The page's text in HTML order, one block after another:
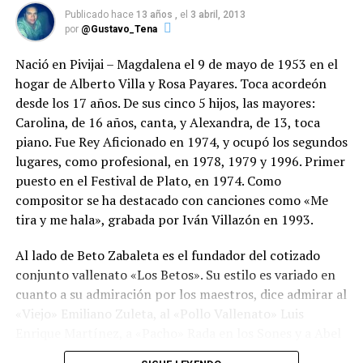
2009, para después reencontrarse musicalmente con su
actual compañero de formula Iván Villazón en el año
2012 grabando la producción discográfica «
EL CAMINO
DE MI EXISTENCIA».
Cabe destacar que Saul se corono Rey Vallenato en
el año 1998 con tan solo 18 años de edad,
convirtiéndose así en el mas joven de la historia del
folclor vallenato.
quien realizó su primer trabajo musical llamado
“Pedacito de mi vida”; con el cantante grabó dos discos
más, en los que Juancho logró mostrar el potencial que
tenía en sus venas.
Luego de adquirir cierta madurez musical, a finales de la
década de los 90, Juan Mario hizo pareja con Peter
Manjarrés. Con él realizó cuatro producciones
musicales, de las cuales se desprendieron grandes éxitos
como “Tu negro te quiere”, “Es mejor no querer tanto”,
“La callejera”, “Paseo en concordia” y “Llegó el
momento”, entre muchos otros.
En el 2002 Juancho inició un nuevo periodo en su vida
musical con Silvestre Dangond, con quien grabó seis
discos que le merecieron innumerables triunfos; con él
Ese mismo mes se unió con Martín Elías Díaz, un joven
Publicado hace 13 años , el 3 abril, 2013
por @Gustavo_Tena
Nació en Pivijai – Magdalena el 9 de mayo de 1953 en el
hogar de Alberto Villa y Rosa Payares. Toca acordeón
desde los 17 años. De sus cinco 5 hijos, las mayores:
Carolina, de 16 años, canta, y Alexandra, de 13, toca
piano. Fue Rey Aficionado en 1974, y ocupó los segundos
lugares, como profesional, en 1978, 1979 y 1996. Primer
puesto en el Festival de Plato, en 1974. Como
compositor se ha destacado con canciones como «Me
tira y me hala», grabada por Iván Villazón en 1993.
Al lado de Beto Zabaleta es el fundador del cotizado
conjunto vallenato «Los Betos». Su estilo es variado en
cuanto a su admiración por los maestros, dice admirar al
«Viejo» Emiliano Zuleta, al «Pollo Vallenato» Luis
Antonio Villa. Ha integrado conjunto con